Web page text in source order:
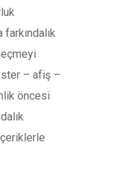
– afiş –
öncesi